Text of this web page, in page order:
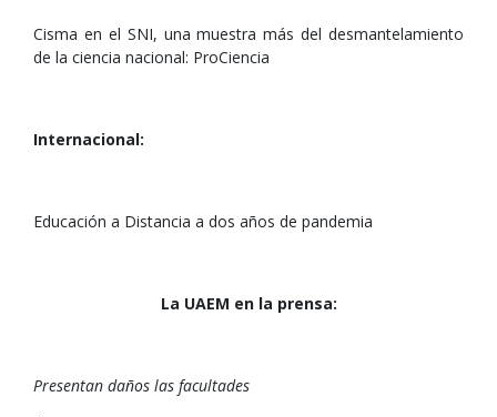
Cisma en el SNI, una muestra más del desmantelamiento
de la ciencia nacional: ProCiencia
Internacional:
Educación a Distancia a dos años de pandemia
La UAEM en la prensa:
Presentan daños las facultades